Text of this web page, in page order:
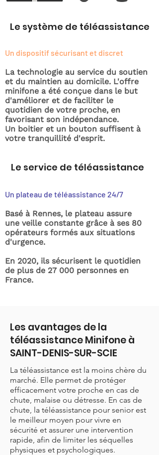
Le système de téléassistance
Un dispositif sécurisant et discret
La technologie au service du soutien
et du maintien au domicile. L'offre
minifone a été conçue dans le but
d'améliorer et de faciliter le
quotidien de votre proche, en
favorisant son indépendance.
Un boitier et un bouton suffisent à
votre tranquillité d'esprit.
Le service de téléassistance
Un plateau de téléassistance 24/7
Basé à Rennes, le plateau assure
une veille constante grâce à ses 80
opérateurs formés aux situations
d'urgence.
En 2020, ils sécurisent le quotidien
de plus de 27 000 personnes en
France.
Les avantages de la
téléassistance Minifone à
SAINT-DENIS-SUR-SCIE
La téléassistance est la moins chère du
marché. Elle permet de protéger
efficacement votre proche en cas de
chute, malaise ou détresse. En cas de
chute, la téléassistance pour senior est
le meilleur moyen pour vivre en
sécurité et assurer une intervention
rapide, afin de limiter les séquelles
physiques et psychologiques.